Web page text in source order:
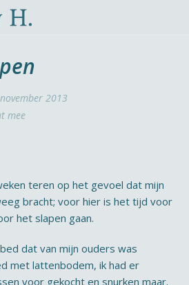
2013
mee
teren op het gevoel dat mijn
bracht; voor hier is het tijd voor
het slapen gaan.
dat van mijn ouders was
met lattenbodem, ik had er
voor gekocht en snurken maar.